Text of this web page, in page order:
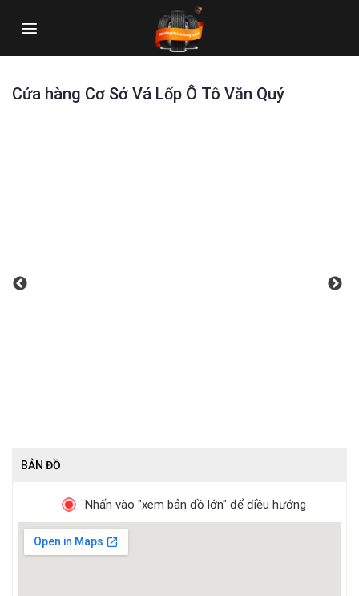
Cửa hàng Cơ Sở Vá Lốp Ô Tô Văn Quý
BẢN ĐỒ
Nhấn vào "xem bản đồ lớn" để điều hướng